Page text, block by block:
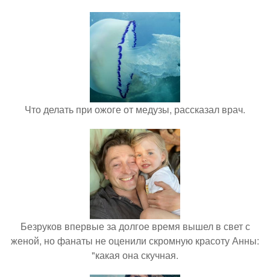
Что делать при ожоге от медузы, рассказал врач.
Безруков впервые за долгое время вышел в свет с
женой, но фанаты не оценили скромную красоту Анны:
"какая она скучная.